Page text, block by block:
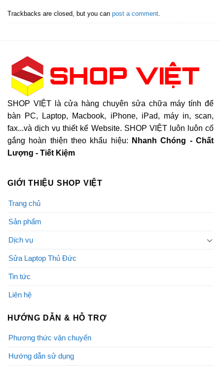
Trackbacks are closed, but you can post a comment
SHOP VIỆT là cửa hàng chuyên sửa chữa máy tính để
bàn PC, Laptop, Macbook, iPhone, iPad, máy in, scan,
fax...và dịch vụ thiết kế Website. SHOP VIỆT luôn luôn cố
gắng hoàn thiện theo khẩu hiệu:
Nhanh Chóng - Chất
Lượng - Tiết Kiệm
GIỚI THIỆU SHOP VIỆT
Trang chủ
Sản phẩm
Dịch vụ
Sửa Laptop Thủ Đức
Tin tức
Liên hệ
HƯỚNG DẪN & HỖ TRỢ
Phương thức vận chuyển
Hướng dẫn sử dụng